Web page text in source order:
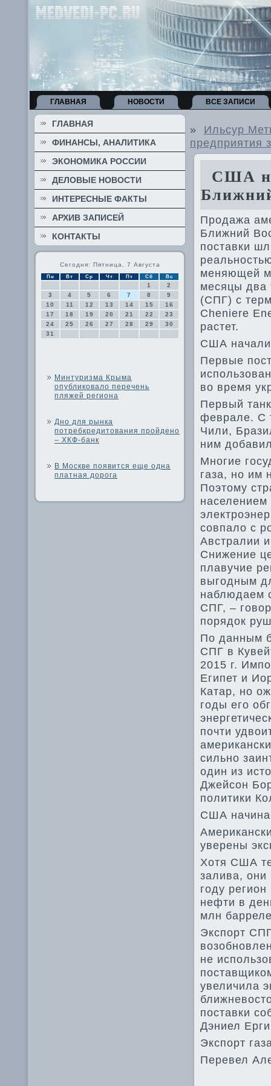
ГЛАВНАЯ НОВОСТИ ВСЕ ЗАПИСИ
ГЛАВНАЯ
ФИНАНСЫ, АНАЛИТИКА
ЭКОНОМИКА РОССИИ
ДЕЛОВЫЕ НОВОСТИ
ИНТЕРЕСНЫЕ ФАКТЫ
АРХИВ ЗАПИСЕЙ
КОНТАКТЫ
Сегодня: Пятница, 7 Августа
Пн Вт Ср Чт Пт Сб Вс
1
2
3
4 5 6 7 8
9
10
11 12 13 14 15
16
17
18 19 20 21 22
23
24
25 26 27 28 29
30
31
Минтуризма Крыма
опубликовало перечень
пляжей региона
Дно для рынка
потребкредитования пройдено
– ХКФ-банк
В Москве появится еще одна
платная дорога
» Ильсур
предприятия
США
Продажа
Ближний
поставки
меняющей
месяцы два
(СПГ) с
Cheniere
растет.
США начали
Первые
во время
Первый
феврале. С
Чили,
ним
Многие
газа, но им
Поэтому
совпало с
Австралии
Снижение
плавучие
выгодным
наблюдаем
СПГ, –
порядок
По данным
СПГ в
2015 г.
Египет и
Катар, но
годы его
почти
сильно
один из
Джейсон
политики
США
уверены
Хотя США
залива,
году
нефти в
млн
Экспорт
не
увеличила
поставки
Дэниел
Экспорт
Перевел